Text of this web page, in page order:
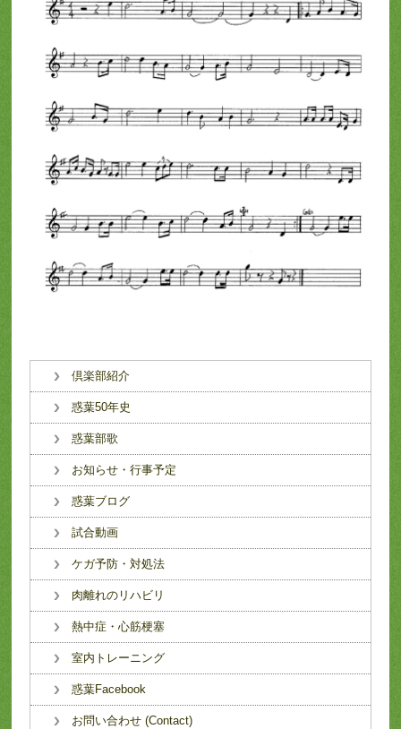
倶楽部紹介
惑葉50年史
惑葉部歌
お知らせ・行事予定
惑葉ブログ
試合動画
ケガ予防・対処法
肉離れのリハビリ
熱中症・心筋梗塞
室内トレーニング
惑葉Facebook
お問い合わせ (Contact)